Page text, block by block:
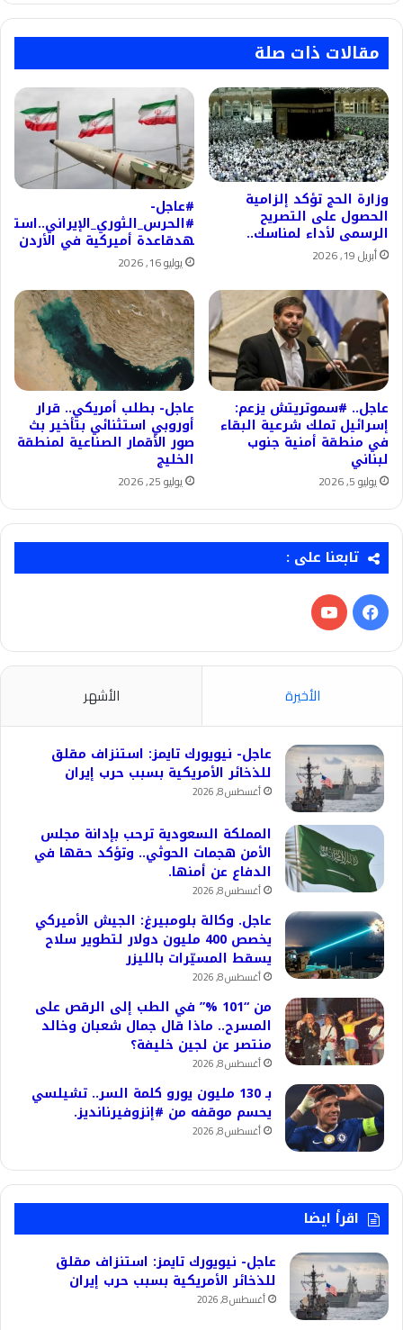
مقالات ذات صلة
وزارة الحج تؤكد إلزامية
الحصول على التصريح
الرسمى لأداء لمناسك..
أبريل 19, 2026
#عاجل-
#الحرس_الثوري_الإيراني..است
هدقاعدة أميركية في الأردن
يوليو 16, 2026
عاجل.. #سموتريتش يزعم:
إسرائيل تملك شرعية البقاء
في منطقة أمنية جنوب
لبناني
يوليو 5, 2026
عاجل- بطلب أمريكي.. قرار
أوروبي استثنائي بتأخير بث
صور الأقمار الصناعية لمنطقة
الخليج
يوليو 25, 2026
تابعنا على :
فيسبوك‫YouTube
الأخيرة الأشهر
عاجل- نيويورك تايمز: استنزاف مقلق
للذخائر الأمريكية بسبب حرب إيران
أغسطس 8, 2026
المملكة السعودية ترحب بإدانة مجلس
الأمن هجمات الحوثي.. وتؤكد حقها في
الدفاع عن أمنها.
أغسطس 8, 2026
عاجل. وكالة بلومبيرغ: الجيش الأميركي
يخصص 400 مليون دولار لتطوير سلاح
يسقط المسيّرات بالليزر
أغسطس 8, 2026
من “101 %” في الطب إلى الرقص على
المسرح.. ماذا قال جمال شعبان وخالد
منتصر عن لجين خليفة؟
أغسطس 8, 2026
بـ 130 مليون يورو كلمة السر.. تشيلسي
يحسم موقفه من #إنزوفيرنانديز.
أغسطس 8, 2026
اقرأ ايضا
عاجل- نيويورك تايمز: استنزاف مقلق
للذخائر الأمريكية بسبب حرب إيران
أغسطس 8, 2026